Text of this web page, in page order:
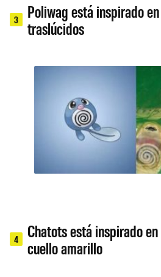
3
Poliwag está inspirado
traslúcidos
4
Chatots está inspirado
cuello amarillo